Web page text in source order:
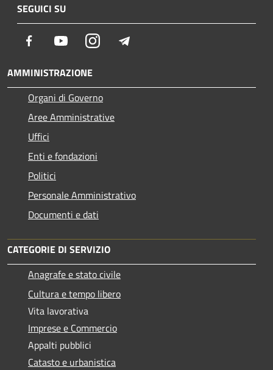
SEGUICI SU
Facebook YoutubeInstagram
AMMINISTRAZIONE
Organi di Governo
Aree Amministrative
Uffici
Enti e fondazioni
Politici
Personale Amministrativo
Documenti e dati
CATEGORIE DI SERVIZIO
Anagrafe e stato civile
Cultura e tempo libero
Vita lavorativa
Imprese e Commercio
Appalti pubblici
Catasto e urbanistica